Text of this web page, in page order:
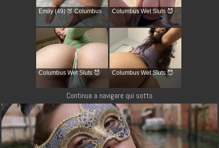
Emily (49) 🍑 Columbus Columbus Wet Sluts 😈
Columbus Wet Sluts 😈 Columbus Wet Sluts 😈
Continua a navigare qui sotto